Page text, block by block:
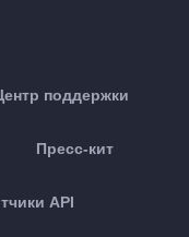
поддержки
Пресс-кит
API